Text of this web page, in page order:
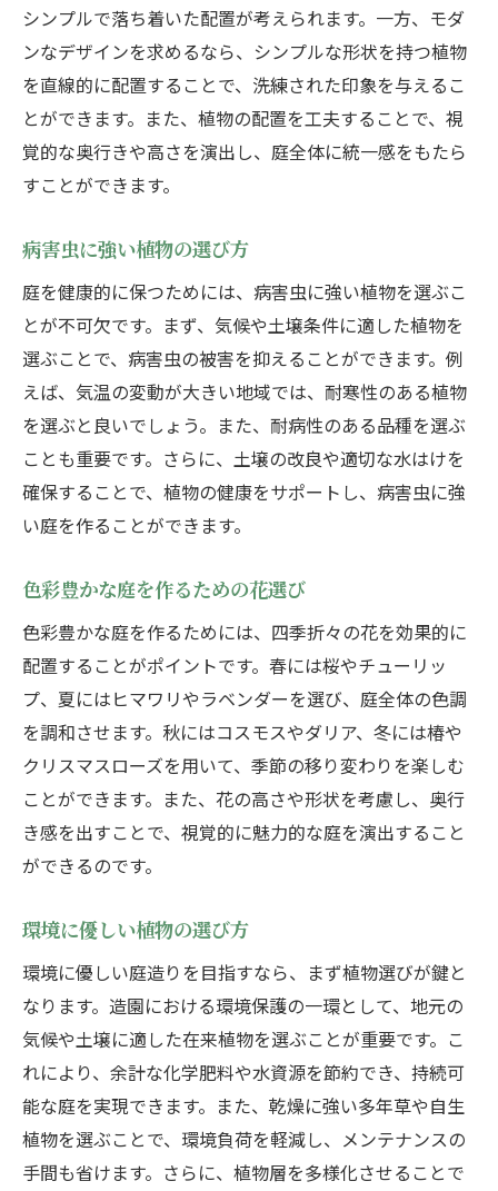
シンプルで落ち着いた配置が考えられます。一方、モダ
ンなデザインを求めるなら、シンプルな形状を持つ植物
を直線的に配置することで、洗練された印象を与えるこ
とができます。また、植物の配置を工夫することで、視
覚的な奥行きや高さを演出し、庭全体に統一感をもたら
すことができます。
病害虫に強い植物の選び方
庭を健康的に保つためには、病害虫に強い植物を選ぶこ
とが不可欠です。まず、気候や土壌条件に適した植物を
選ぶことで、病害虫の被害を抑えることができます。例
えば、気温の変動が大きい地域では、耐寒性のある植物
を選ぶと良いでしょう。また、耐病性のある品種を選ぶ
ことも重要です。さらに、土壌の改良や適切な水はけを
確保することで、植物の健康をサポートし、病害虫に強
い庭を作ることができます。
色彩豊かな庭を作るための花選び
色彩豊かな庭を作るためには、四季折々の花を効果的に
配置することがポイントです。春には桜やチューリッ
プ、夏にはヒマワリやラベンダーを選び、庭全体の色調
を調和させます。秋にはコスモスやダリア、冬には椿や
クリスマスローズを用いて、季節の移り変わりを楽しむ
ことができます。また、花の高さや形状を考慮し、奥行
き感を出すことで、視覚的に魅力的な庭を演出すること
ができるのです。
環境に優しい植物の選び方
環境に優しい庭造りを目指すなら、まず植物選びが鍵と
なります。造園における環境保護の一環として、地元の
気候や土壌に適した在来植物を選ぶことが重要です。こ
れにより、余計な化学肥料や水資源を節約でき、持続可
能な庭を実現できます。また、乾燥に強い多年草や自生
植物を選ぶことで、環境負荷を軽減し、メンテナンスの
手間も省けます。さらに、植物層を多様化させることで